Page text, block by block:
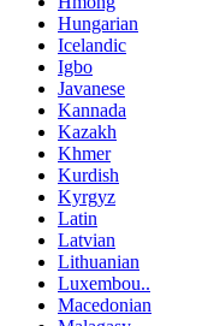
Hungarian
Icelandic
Igbo
Javanese
Kannada
Kazakh
Khmer
Kurdish
Kyrgyz
Latin
Latvian
Lithuanian
Luxembou..
Macedonian